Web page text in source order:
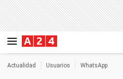
Actualidad Usuarios WhatsApp